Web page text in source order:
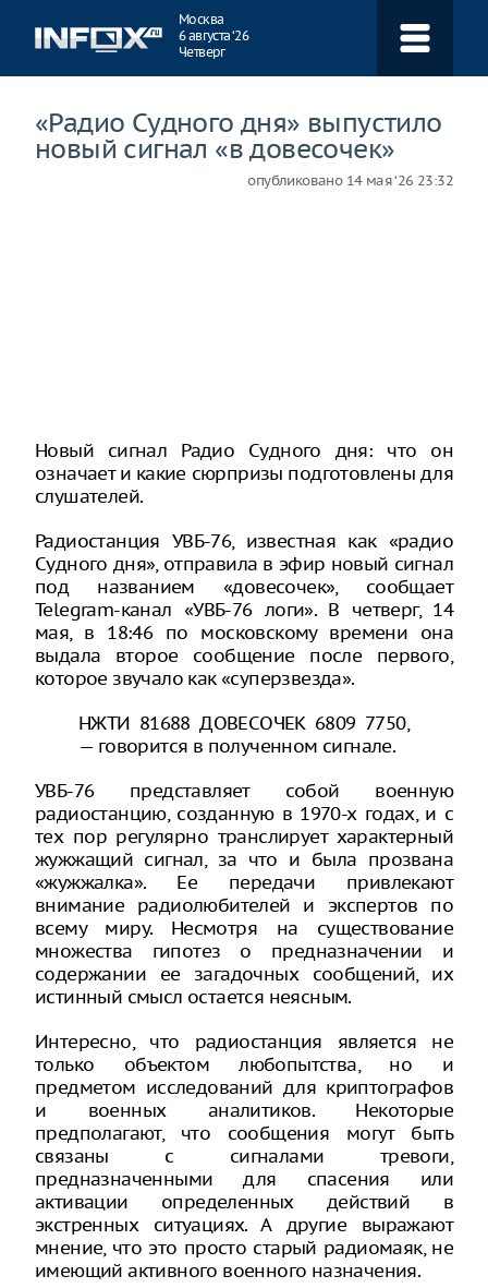
Москва
6 августа ‘26
Четверг
«Радио Судного дня» выпустило
новый сигнал «в довесочек»
опубликовано 14 мая ‘26 23:32
Новый сигнал Радио Судного дня: что он
означает и какие сюрпризы подготовлены для
слушателей.
Радиостанция УВБ-76, известная как «радио
Судного дня», отправила в эфир новый сигнал
под названием «довесочек», сообщает
Telegram-канал «УВБ-76 логи». В четверг, 14
мая, в 18:46 по московскому времени она
выдала второе сообщение после первого,
которое звучало как «суперзвезда».
НЖТИ 81688 ДОВЕСОЧЕК 6809 7750,
— говорится в полученном сигнале.
УВБ-76 представляет собой военную
радиостанцию, созданную в 1970-х годах, и с
тех пор регулярно транслирует характерный
жужжащий сигнал, за что и была прозвана
«жужжалка». Ее передачи привлекают
внимание радиолюбителей и экспертов по
всему миру. Несмотря на существование
множества гипотез о предназначении и
содержании ее загадочных сообщений, их
истинный смысл остается неясным.
Интересно, что радиостанция является не
только объектом любопытства, но и
предметом исследований для криптографов
и военных аналитиков. Некоторые
предполагают, что сообщения могут быть
связаны с сигналами тревоги,
предназначенными для спасения или
активации определенных действий в
экстренных ситуациях. А другие выражают
мнение, что это просто старый радиомаяк, не
имеющий активного военного назначения.